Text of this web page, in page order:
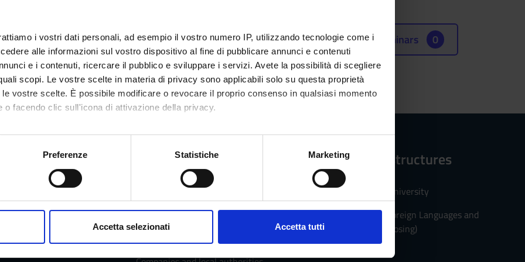
i vostri dati personali, ad esempio il vostro numero IP, utilizzando tecnologie come i
alle informazioni sul vostro dispositivo al fine di pubblicare annunci e contenuti
e i contenuti, ricercare il pubblico e sviluppare i servizi. Avete la possibilità di scegliere
scopi. Le vostre scelte in materia di privacy sono applicabili solo su questa proprietà
vostre scelte. È possibile modificare o revocare il proprio consenso in qualsiasi momento
o facendo clic sull'icona di attivazione della privacy.
anche:
sulla tua posizione geografica, con un'approssimazione di qualche metro,
in qualsiasi momento dalla Dichiarazione sui cookie.
Preferenze Statistiche Marketing
Accetta selezionati Accetta tutti
e brevetti (2020/2021)
Credits
1
Class attendance
Free Choice
Seminars 0
Services and Faq
Prospective students
Students
Reference structures
PhD Schools of University
Department of Foreign Languages and
Literatures (Proposing)